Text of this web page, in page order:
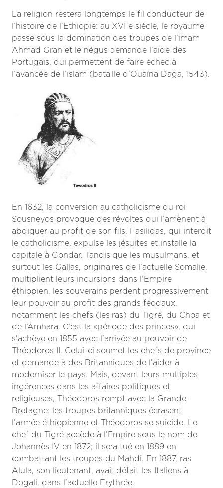
La religion restera longtemps le fil conducteur de
l’histoire de l’Ethiopie: au XVI e siècle, le royaume
passe sous la domination des troupes de l’imam
Ahmad Gran et le négus demande l’aide des
Portugais, qui permettent de faire échec à
l’avancée de l’islam (bataille d’Ouaïna Daga, 1543).
En 1632, la conversion au catholicisme du roi
Sousneyos provoque des révoltes qui l’amènent à
abdiquer au profit de son fils, Fasilidas, qui interdit
le catholicisme, expulse les jésuites et installe la
capitale à Gondar. Tandis que les musulmans, et
surtout les Gallas, originaires de l’actuelle Somalie,
multiplient leurs incursions dans l’Empire
éthiopien, les souverains perdent progressivement
leur pouvoir au profit des grands féodaux,
notamment les chefs (les ras) du Tigré, du Choa et
de l’Amhara. C’est la «période des princes», qui
s’achève en 1855 avec l’arrivée au pouvoir de
Théodoros II. Celui-ci soumet les chefs de province
et demande à des Britanniques de l’aider à
moderniser le pays. Mais, devant leurs multiples
ingérences dans les affaires politiques et
religieuses, Théodoros rompt avec la Grande-
Bretagne: les troupes britanniques écrasent
l’armée éthiopienne et Théodoros se suicide. Le
chef du Tigré accède à l’Empire sous le nom de
Johannès IV en 1872; il sera tué en 1889 en
combattant les troupes du Mahdi. En 1887, ras
Alula, son lieutenant, avait défait les Italiens à
Dogali, dans l’actuelle Erythrée.